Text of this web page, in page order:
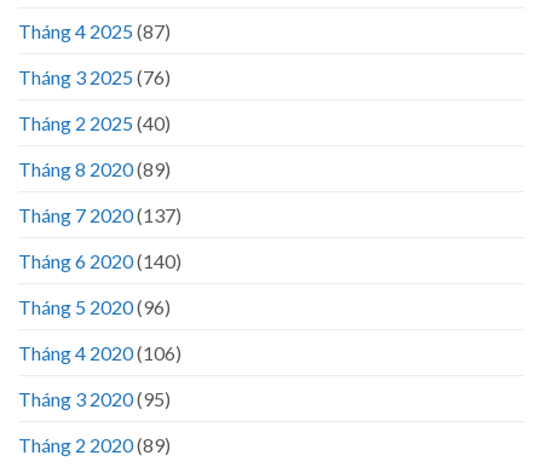
Tháng 4 2025(87)
Tháng 3 2025(76)
Tháng 2 2025(40)
Tháng 8 2020(89)
Tháng 7 2020(137)
Tháng 6 2020(140)
Tháng 5 2020(96)
Tháng 4 2020(106)
Tháng 3 2020(95)
Tháng 2 2020(89)